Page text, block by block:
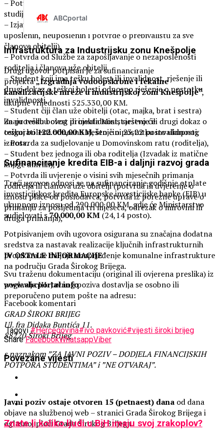
– Potvrda o prosjeku ocjena sa fakulteta (za sve godine
studija),
– Izjava o zajedničkom kućanstvu (broj članova obitelji, broj
uposlenih, neuposlenih i potvrde o prebivalištu za sve
članove obitelji),
– Potvrda od Službe za zapošljavanje o nezaposlenosti
roditelja i članova uže obitelji,
– Student koji ima tešku bolest ili invalidnost, rješenje ili
drugi dokaz o teškoj bolesti odnosno rješenje o postotku
invalidnosti,
– Student čiji član uže obitelji (otac, majka, brat i sestra)
imaju tešku bolest ili invalidnost, rješenje ili drugi dokaz o
teškoj bolesti odnosno rješenje o postotku invalidnosti,
– Potvrda za sudjelovanje u Domovinskom ratu (roditelja),
– Student bez jednoga ili oba roditelja (Izvadak iz matične
knjige umrlih),
– Potvrda ili uvjerenje o visini svih mjesečnih primanja
roditelja ili članova uže obitelji (potvrda ili uvjerenje o
iznosu plaće od poslodavca, potvrda iz porezne uprave o
primanju za posljednja tri mjeseca, odrezak o mirovini ili
druga primanja),
IV OSTALE INFORMACIJE
Svu traženu dokumentaciju (original ili ovjerena preslika) iz
poglavlja III. Javnog poziva dostavlja se osobno ili
preporučeno putem pošte na adresu:
GRAD ŠIROKI BRIJEG
Ul. fra Didaka Buntića 11.
88220 Široki Brijeg
s naznakom ”ZA JAVNI POZIV – DODJELA FINANCIJSKIH
POTPORA STUDENTIMA” i ”NE OTVARAJ”.
Javni poziv ostaje otvoren 15 (petnaest) dana od dana
objave na službenoj web – stranici Grada Širokog Brijega i
oglasnoj ploči Grada Širokog Brijega.
Infrastruktura za Industrijsku zonu Knešpolje
Drugi ugovor potpisan je za sufinanciranje
projekta„Izgradnja vodoopskrbne i fekalne
kanalizacijske mreže u industrijskoj zoni Knešpolje“,
ukupne vrijednosti 525.330,00 KM.
Za provedbu ovog projekta Ministarstvo će
osigurati122.000,00 KM, što čini 23,22 posto ukupnog
iznosa.
Sufinanciranje kredita EIB-a i daljnji razvoj grada
Treći ugovor odnosi se na sufinanciranje godišnje otplate
investicijskog kredita Europske investicijske banke (EIB) u
ukupnom iznosu od 290.000,00 KM, gdje će Ministarstvo
sudjelovati s70.000,00 KM (24,14 posto).
Potpisivanjem ovih ugovora osigurana su značajna dodatna
sredstva za nastavak realizacije ključnih infrastrukturnih
projekata te daljnje unaprjeđenje komunalne infrastrukture
na području Grada Širokog Brijega.
www.abcportal.info
Facebook komentari
Tagovi #Hercegovina#ivo pavković#vijesti široki brijeg
Share FacebookWhatsappViber
Povezane vijesti
Znate li koliko ljudi u BiH imaju svoj zrakoplov?